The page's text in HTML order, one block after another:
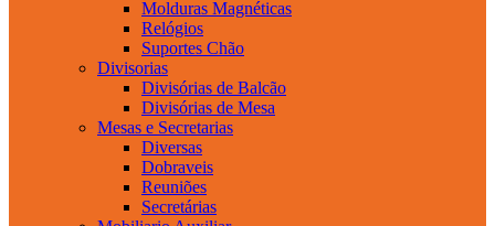
Molduras Magnéticas
Relógios
Suportes Chão
Divisorias
Divisórias de Balcão
Divisórias de Mesa
Mesas e Secretarias
Diversas
Dobraveis
Reuniões
Secretárias